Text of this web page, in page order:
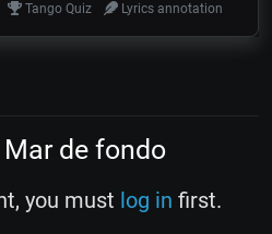
Tango Quiz Lyrics annotation
de fondo
you must log in first.